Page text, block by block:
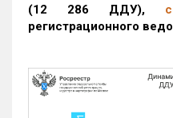
(12 286 ДДУ),
регистрационного